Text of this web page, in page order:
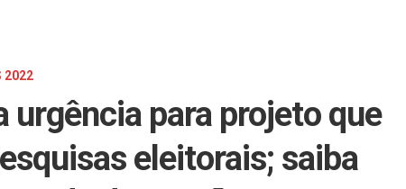
2022
urgência para projeto que
eleitorais; saiba